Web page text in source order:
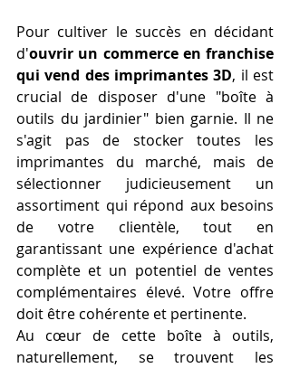
Pour cultiver le succès en décidant
d'ouvrir un commerce en franchise
qui vend des imprimantes 3D, il est
crucial de disposer d'une "boîte à
outils du jardinier" bien garnie. Il ne
s'agit pas de stocker toutes les
imprimantes du marché, mais de
sélectionner judicieusement un
assortiment qui répond aux besoins
de votre clientèle, tout en
garantissant une expérience d'achat
complète et un potentiel de ventes
complémentaires élevé. Votre offre
doit être cohérente et pertinente.
Au cœur de cette boîte à outils,